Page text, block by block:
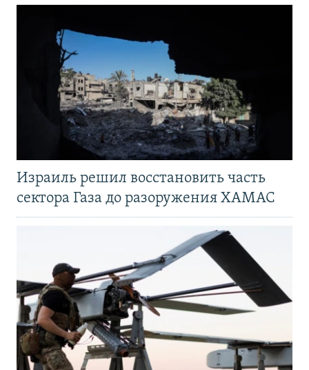
Израиль решил восстановить часть
сектора Газа до разоружения ХАМАС